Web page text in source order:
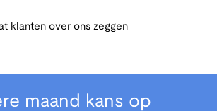
klanten over ons zeggen
maand kans op